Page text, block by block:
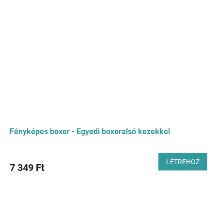
Fényképes boxer - Egyedi boxeralsó kezekkel
7 349 Ft LÉTREHOZ